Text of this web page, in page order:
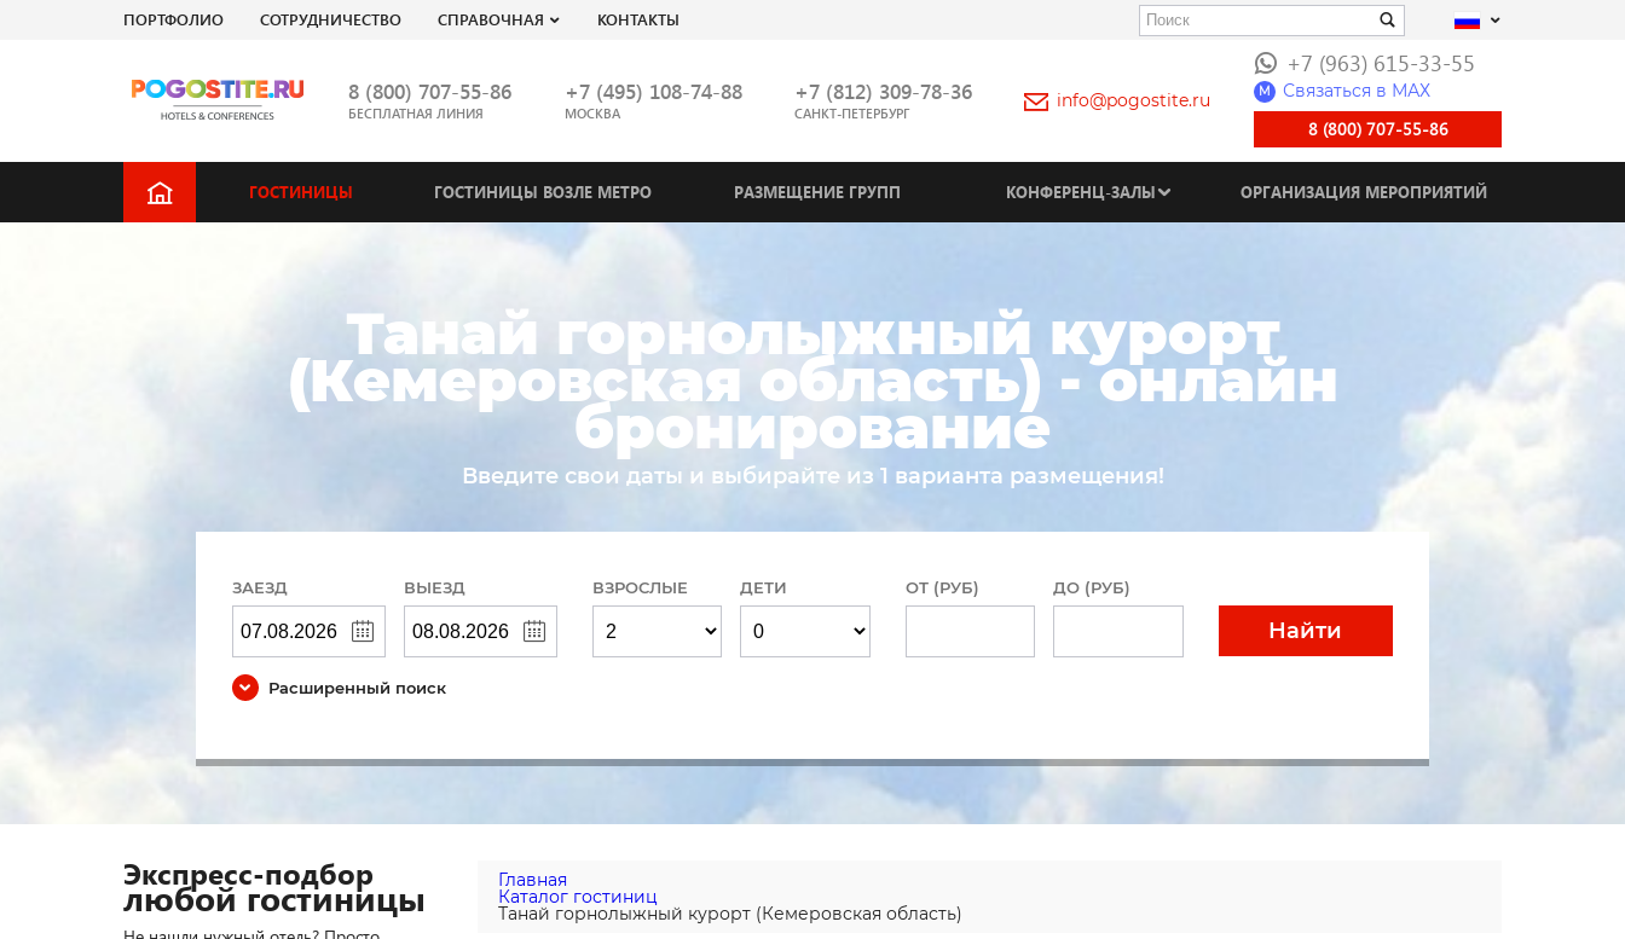
ПОРТФОЛИО СОТРУДНИЧЕСТВО СПРАВОЧНАЯ КОНТАКТЫ
8 (800) 707-55-86
БЕСПЛАТНАЯ ЛИНИЯ
+7 (495) 108-74-88
МОСКВА
+7 (812) 309-78-36
САНКТ-ПЕТЕРБУРГ
info@pogostite.ru
+7 (963) 615-33-55
M Связаться в МАХ
8 (800) 707-55-86
ГОСТИНИЦЫ ГОСТИНИЦЫ ВОЗЛЕ МЕТРО РАЗМЕЩЕНИЕ ГРУПП КОНФЕРЕНЦ-ЗАЛЫ ОРГАНИЗАЦИЯ МЕРОПРИЯТИЙ
Танай горнолыжный курорт
(Кемеровская область) - онлайн
бронирование
Введите свои даты и выбирайте из 1 варианта размещения!
ЗАЕЗД ВЫЕЗД ВЗРОСЛЫЕ ДЕТИ ОТ (РУБ) ДО (РУБ)
Найти
Расширенный поиск
Главная
Каталог гостиниц
Танай горнолыжный курорт (Кемеровская область)
Экспресс-подбор
любой гостиницы